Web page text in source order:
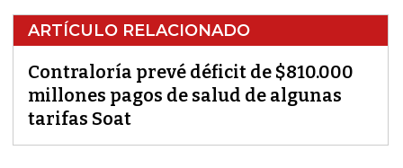
ARTÍCULO RELACIONADO
Contraloría prevé déficit de $810.000
millones pagos de salud de algunas
tarifas Soat